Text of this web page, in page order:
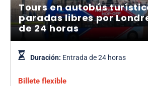
Tours en autobús
paradas libres por
de 24 horas
Duración: Entrada de 24 horas
Billete flexible